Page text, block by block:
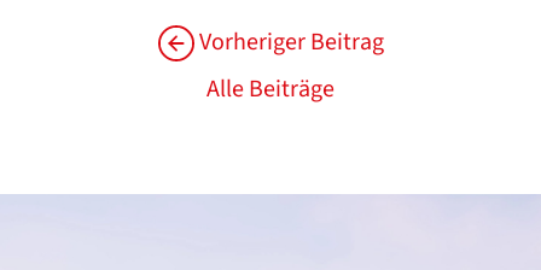
Vorheriger Beitrag
Alle Beiträge